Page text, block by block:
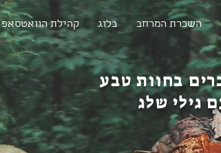
קהילת הוואטסאפ בלוג השכרת המרחב
בחוות טבע
גילי שלג